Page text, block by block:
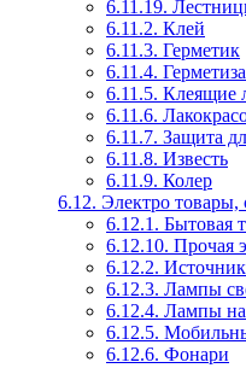
6.11.19.
6.11.2. Клей
6.11.3. Герметик
6.11.4.
6.11.5. Клеящие
6.11.6.
6.11.7. Защита
6.11.8. Известь
6.11.9. Колер
6.12. Электро товары,
6.12.1. Бытовая
6.12.10. Прочая
6.12.2.
6.12.3. Лампы
6.12.4. Лампы
6.12.5.
6.12.6. Фонари